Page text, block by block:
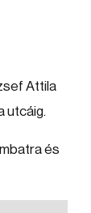
Attila
utcáig.
és